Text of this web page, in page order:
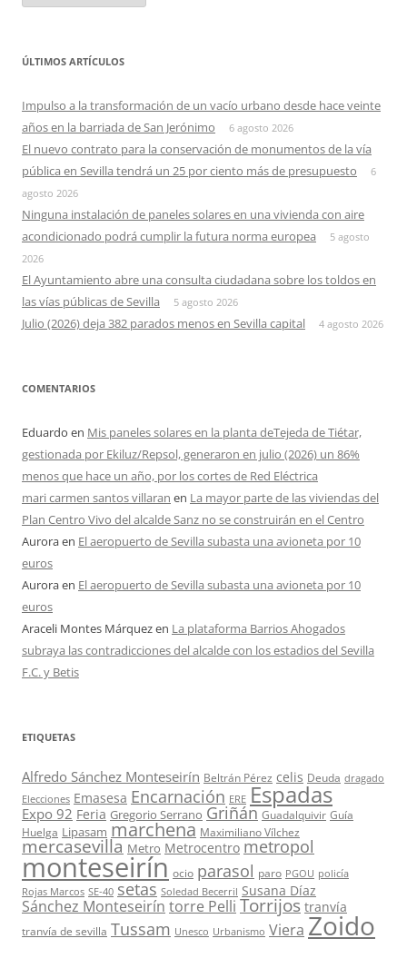
ÚLTIMOS ARTÍCULOS
Impulso a la transformación de un vacío urbano desde hace veinte
años en la barriada de San Jerónimo
6 agosto 2026
El nuevo contrato para la conservación de monumentos de la vía
pública en Sevilla tendrá un 25 por ciento más de presupuesto
6
agosto 2026
Ninguna instalación de paneles solares en una vivienda con aire
acondicionado podrá cumplir la futura norma europea
5 agosto
2026
El Ayuntamiento abre una consulta ciudadana sobre los toldos en
las vías públicas de Sevilla
5 agosto 2026
Julio (2026) deja 382 parados menos en Sevilla capital 4 agosto 2026
COMENTARIOS
Eduardo en Mis paneles solares en la planta deTejeda de Tiétar,
gestionada por Ekiluz/Repsol, generaron en julio (2026) un 86%
menos que hace un año, por los cortes de Red Eléctrica
mari carmen santos villaran en La mayor parte de las viviendas del
Plan Centro Vivo del alcalde Sanz no se construirán en el Centro
Auroraen El aeropuerto de Sevilla subasta una avioneta por 10
euros
Auroraen El aeropuerto de Sevilla subasta una avioneta por 10
euros
Araceli Montes Márquezen La plataforma Barrios Ahogados
subraya las contradicciones del alcalde con los estadios del Sevilla
F.C. y Betis
ETIQUETAS
Alfredo Sánchez Monteseirín Beltrán Pérez celis Deuda dragado
Elecciones Emasesa Encarnación ERE Espadas
Expo 92 Feria Gregorio Serrano Griñán Guadalquivir Guía
Huelga Lipasam marchena Maximiliano Vílchez
mercasevilla Metro Metrocentro metropol
monteseirín ocio parasol paro PGOU policía
Rojas Marcos SE-40 setas Soledad Becerril Susana Díaz
Sánchez Monteseirín torre Pelli Torrijos tranvía
tranvía de sevilla Tussam Unesco Urbanismo Viera Zoido